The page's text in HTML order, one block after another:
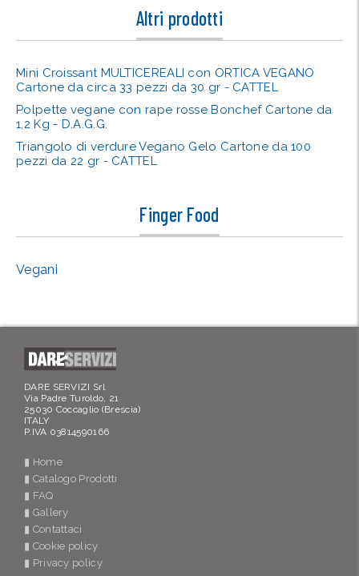
Altri prodotti
Mini Croissant MULTICEREALI con ORTICA VEGANO
Cartone da circa 33 pezzi da 30 gr - CATTEL
Polpette vegane con rape rosse Bonchef Cartone da
1,2 Kg - D.A.G.G.
Triangolo di verdure Vegano Gelo Cartone da 100
pezzi da 22 gr - CATTEL
Finger Food
Vegani
DARE SERVIZI Srl
Via Padre Turoldo, 21
25030 Coccaglio (Brescia)
ITALY
P.IVA 03814590166
▮ Home
▮ Catalogo Prodotti
▮ FAQ
▮ Gallery
▮ Contattaci
▮ Cookie policy
▮ Privacy policy